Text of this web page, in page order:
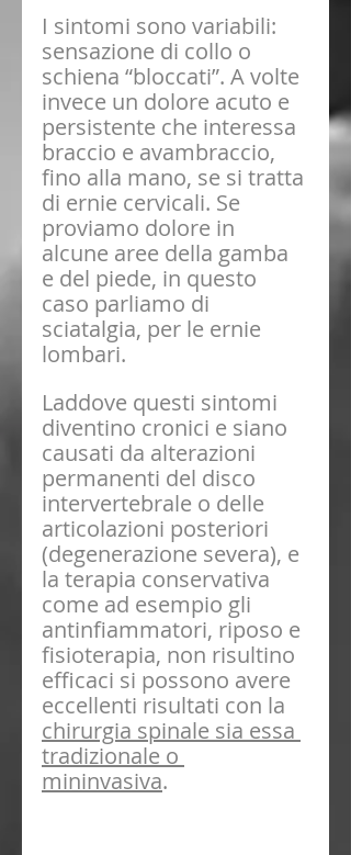
I sintomi sono variabili:
sensazione di collo o
schiena “bloccati”. A volte
invece un dolore acuto e
persistente che interessa
braccio e avambraccio,
fino alla mano, se si tratta
di ernie cervicali. Se
proviamo dolore in
alcune aree della gamba
e del piede, in questo
caso parliamo di
sciatalgia, per le ernie
lombari.
Laddove questi sintomi
diventino cronici e siano
causati da alterazioni
permanenti del disco
intervertebrale o delle
articolazioni posteriori
(degenerazione severa), e
la terapia conservativa
come ad esempio gli
antinfiammatori, riposo e
fisioterapia, non risultino
efficaci si possono avere
eccellenti risultati con la
chirurgia spinale sia essa
tradizionale o
mininvasiva.